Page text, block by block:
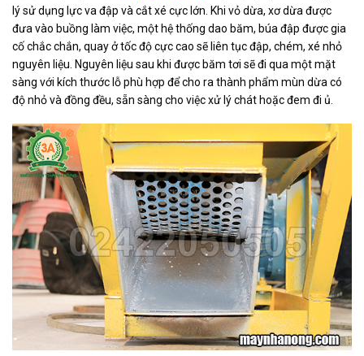
lý sử dụng lực va đập và cắt xé cực lớn. Khi vỏ dừa, xơ dừa được
đưa vào buồng làm việc, một hệ thống dao băm, búa đập được gia
cố chắc chắn, quay ở tốc độ cực cao sẽ liên tục đập, chém, xé nhỏ
nguyên liệu. Nguyên liệu sau khi được băm tơi sẽ đi qua một mặt
sàng với kích thước lỗ phù hợp để cho ra thành phẩm mùn dừa có
độ nhỏ và đồng đều, sẵn sàng cho việc xử lý chát hoặc đem đi ủ.